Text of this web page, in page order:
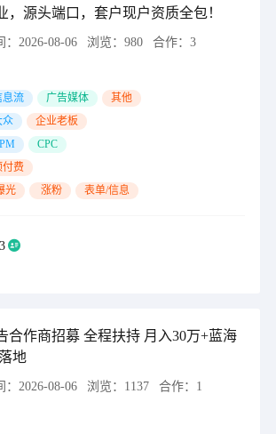
，源头端口，套户现户资质全包！
： 2026-08-06 浏览： 980 合作： 3
息流 广告媒体 其他
众 企业老板
CPC
付费
光 涨粉 表单/信息
合作商招募 全程扶持 月入30万+蓝海
地
： 2026-08-06 浏览： 1137 合作： 1